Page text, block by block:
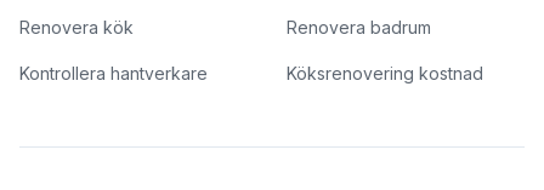
Renovera kök Renovera badrum
Kontrollera hantverkare Köksrenovering kostnad